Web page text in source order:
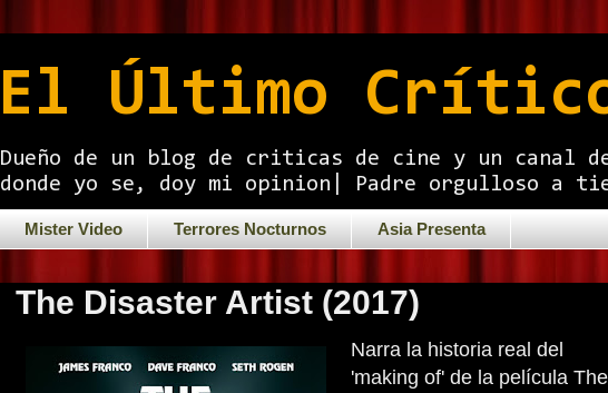
El Último
Dueño de un blog de criticas de cine y un canal
donde yo se, doy mi opinion| Padre orgulloso a
Mister Video Terrores Nocturnos Asia Presenta
The Disaster Artist (2017)
Narra la historia real del
'making of' de la película The